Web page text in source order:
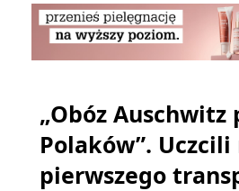
„Obóz Auschwitz
Polaków”. Uczcili
pierwszego